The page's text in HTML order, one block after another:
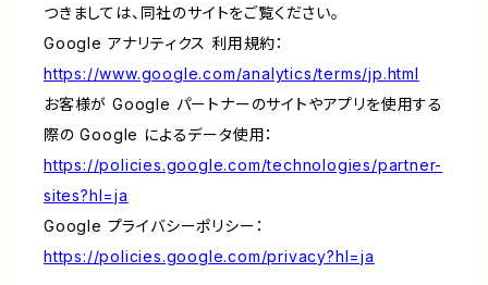
つきましては、同社のサイトをご覧ください。
Google アナリティクス 利用規約：
https://www.google.com/analytics/terms/jp.html
お客様が Google パートナーのサイトやアプリを使用する
際の Google によるデータ使用：
https://policies.google.com/technologies/partner-
sites?hl=ja
Google プライバシーポリシー：
https://policies.google.com/privacy?hl=ja